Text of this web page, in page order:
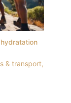
& transport,